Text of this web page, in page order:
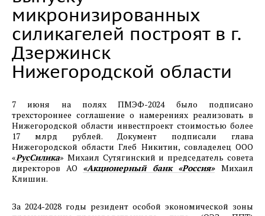
«Спецтехномаш» на территории ОЭЗ
Красноярская Технологическая Долина. Август
2024г.
31.08.2024
Фотоотчет о ходе строительства1-й очереди
«Хенкон Сибирь» на территории ОЭЗ
Красноярская Технологическая Долина. Август
2024.
30.08.2024
Фотоотчет о ходе строительства предприятия
ООО «РусСилика» на территории ОЭЗ Кулибин
2024г.
микронизированных
силикагелей построят в г.
Дзержинск
Нижегородской области
7 июня на полях ПМЭФ-2024 было подписано
трехстороннее соглашение о намерениях реализовать в
Нижегородской области инвестпроект стоимостью более
17 млрд рублей. Документ подписали глава
Нижегородской области Глеб Никитин, совладелец ООО
«РусСилика» Михаил Сутягинский и председатель совета
директоров АО «Акционерный банк «Россия» Михаил
Клишин.
За 2024-2028 годы резидент особой экономической зоны